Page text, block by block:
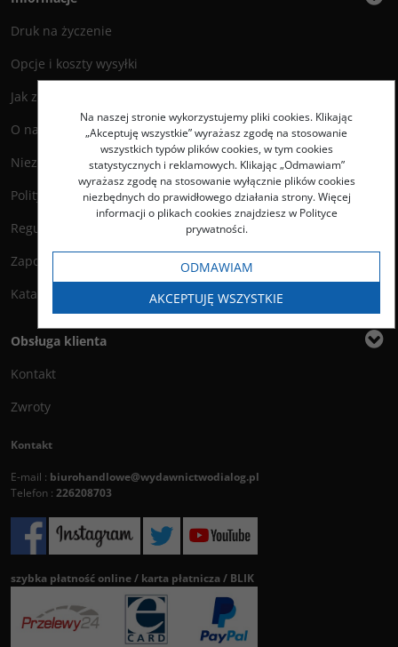
Druk na życzenie
Opcje i koszty wysyłki
Jak zamawiać?
O nas
Niezbędnik Autora
Polityka prywatności
Regulamin księgarni
Zapowiedzi
Katalog
Obsługa klienta
Kontakt
Zwroty
Kontakt
E-mail : biurohandlowe@wydawnictwodialog.pl
Telefon : 226208703
szybka płatność online / karta płatnicza / BLIK
Na naszej stronie wykorzystujemy pliki cookies. Klikając
„Akceptuję wszystkie” wyrażasz zgodę na stosowanie
wszystkich typów plików cookies, w tym cookies
statystycznych i reklamowych. Klikając „Odmawiam”
wyrażasz zgodę na stosowanie wyłącznie plików cookies
niezbędnych do prawidłowego działania strony. Więcej
informacji o plikach cookies znajdziesz w Polityce
prywatności.
ODMAWIAM
AKCEPTUJĘ WSZYSTKIE